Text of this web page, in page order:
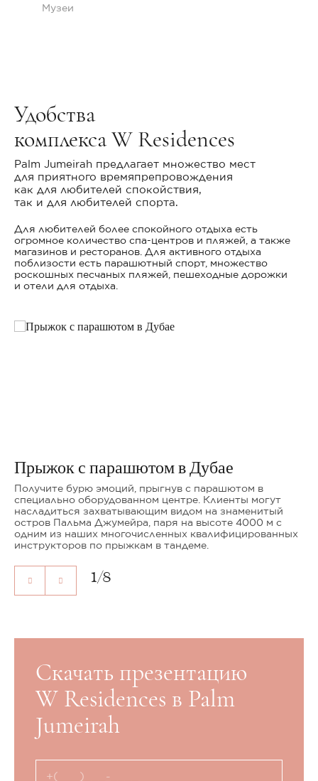
Музеи
Удобства
комплекса W Residences
Palm Jumeirah предлагает множество мест
для приятного времяпрепровождения
как для любителей спокойствия,
так и для любителей спорта.
Для любителей более спокойного отдыха есть
огромное количество спа-центров и пляжей, а также
магазинов и ресторанов. Для активного отдыха
поблизости есть парашютный спорт, множество
роскошных песчаных пляжей, пешеходные дорожки
и отели для отдыха.
Прыжок с парашютом в Дубае
Получите бурю эмоций, прыгнув с парашютом в
специально оборудованном центре. Клиенты могут
насладиться захватывающим видом на знаменитый
остров Пальма Джумейра, паря на высоте 4000 м с
одним из наших многочисленных квалифицированных
инструкторов по прыжкам в тандеме.
1/8
Скачать презентацию
W Residences в Palm
Jumeirah